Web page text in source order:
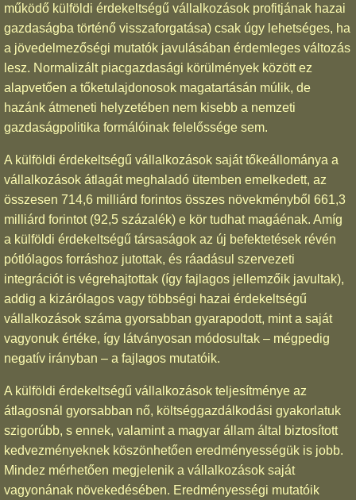
működő külföldi érdekeltségű vállalkozások profitjának hazai
gazdaságba történő visszaforgatása) csak úgy lehetséges, ha
a jövedelmezőségi mutatók javulásában érdemleges változás
lesz. Normalizált piacgazdasági körülmények között ez
alapvetően a tőketulajdonosok magatartásán múlik, de
hazánk átmeneti helyzetében nem kisebb a nemzeti
gazdaságpolitika formálóinak felelőssége sem.
A külföldi érdekeltségű vállalkozások saját tőkeállománya a
vállalkozások átlagát meghaladó ütemben emelkedett, az
összesen 714,6 milliárd forintos összes növekményből 661,3
milliárd forintot (92,5 százalék) e kör tudhat magáénak. Amíg
a külföldi érdekeltségű társaságok az új befektetések révén
pótlólagos forráshoz jutottak, és ráadásul szervezeti
integrációt is végrehajtottak (így fajlagos jellemzőik javultak),
addig a kizárólagos vagy többségi hazai érdekeltségű
vállalkozások száma gyorsabban gyarapodott, mint a saját
vagyonuk értéke, így látványosan módosultak – mégpedig
negatív irányban – a fajlagos mutatóik.
A külföldi érdekeltségű vállalkozások teljesítménye az
átlagosnál gyorsabban nő, költséggazdálkodási gyakorlatuk
szigorúbb, s ennek, valamint a magyar állam által biztosított
kedvezményeknek köszönhetően eredményességük is jobb.
Mindez mérhetően megjelenik a vállalkozások saját
vagyonának növekedésében. Eredményességi mutatóik